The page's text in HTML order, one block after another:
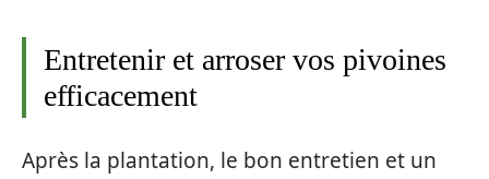
Entretenir et arroser vos pivoines
efficacement
Après la plantation, le bon entretien et un